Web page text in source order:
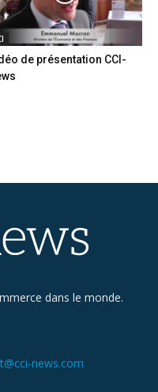
de présentation CCI-
dans le monde.
news.com